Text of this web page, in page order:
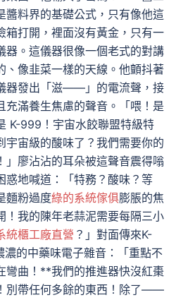
醬料界的基礎公式，只有像他這
箱打開，裡面沒有黃金，只有一
器。這儀器很像一個老式的對講
、像韭菜一樣的天線。他顫抖著
器發出「滋——」的電流聲，接
充滿養生焦慮的聲音。「喂！是
K-999！宇宙水餃聯盟特級特
宇宙級的酸味了？我們需要你的
」廖沾沾的耳朵被這聲音震得嗡
惑地喊道：「特務？酸味？等
麵粉過度綠的系統傢俱膨脹的焦
！我的陳年老蒜泥需要每隔三小
統櫃工廠直營 ？」對面傳來K-
的中藥味電子雜音：「重點不
彎曲！**我們的推進器快沒紅棗
別帶任何多餘的東西！除了——